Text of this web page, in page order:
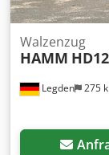
Legden 275
Walzenzug
HAMM